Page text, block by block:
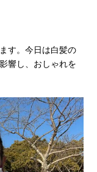
す。今日は白髪の
響し、おしゃれを